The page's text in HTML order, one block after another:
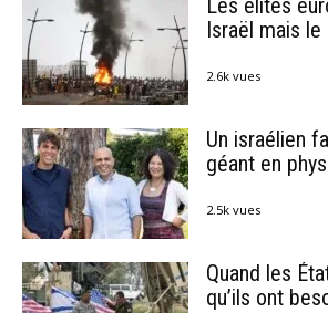
Les élites
Israël mais le
2.6k vues
Un israélien
géant en
2.5k vues
Quand les
qu’ils ont